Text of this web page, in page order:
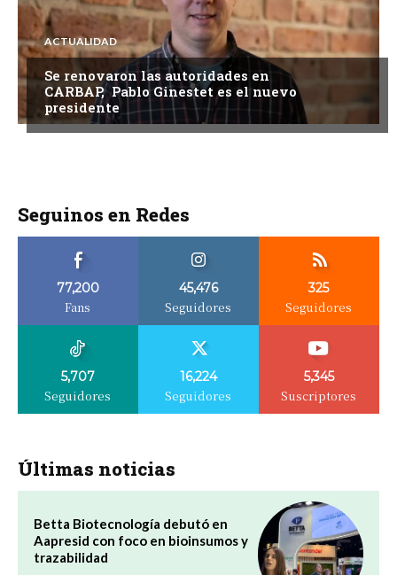
ACTUALIDAD
Se renovaron las autoridades en
CARBAP, Pablo Ginestet es el nuevo
presidente
Seguinos en Redes
77,200
Fans
45,476
Seguidores
325
Seguidores
5,707
Seguidores
16,224
Seguidores
5,345
Suscriptores
Últimas noticias
Betta Biotecnología debutó en
Aapresid con foco en bioinsumos y
trazabilidad